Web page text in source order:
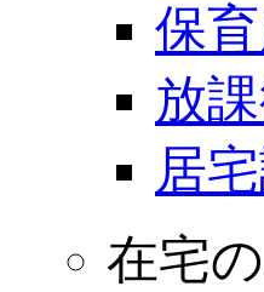
保
放
居
在宅